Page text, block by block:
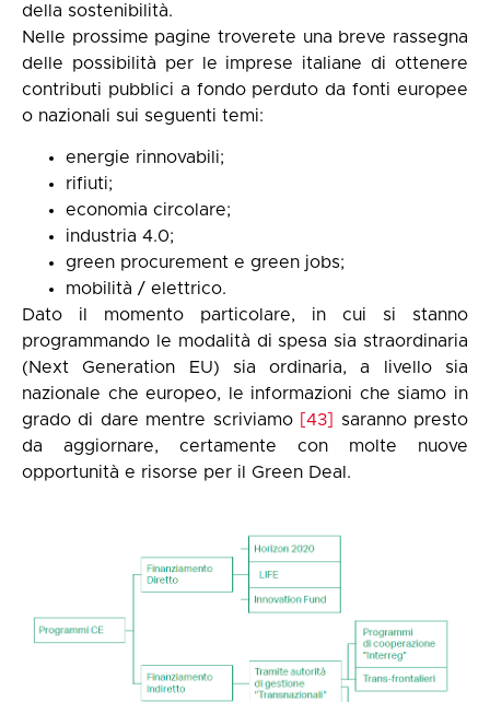
della sostenibilità.
Nelle prossime pagine troverete una breve rassegna
delle possibilità per le imprese italiane di ottenere
contributi pubblici a fondo perduto da fonti europee
o nazionali sui seguenti temi:
energie rinnovabili;
rifiuti;
economia circolare;
industria 4.0;
green procurement e green jobs;
mobilità / elettrico.
Dato il momento particolare, in cui si stanno
programmando le modalità di spesa sia straordinaria
(Next Generation EU) sia ordinaria, a livello sia
nazionale che europeo, le informazioni che siamo in
grado di dare mentre scriviamo
[43]
saranno presto
da aggiornare, certamente con molte nuove
opportunità e risorse per il Green Deal.